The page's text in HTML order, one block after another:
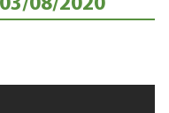
08/2020